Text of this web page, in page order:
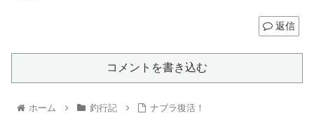
返信
コメントを書き込む
ホーム 釣行記 ナブラ復活！